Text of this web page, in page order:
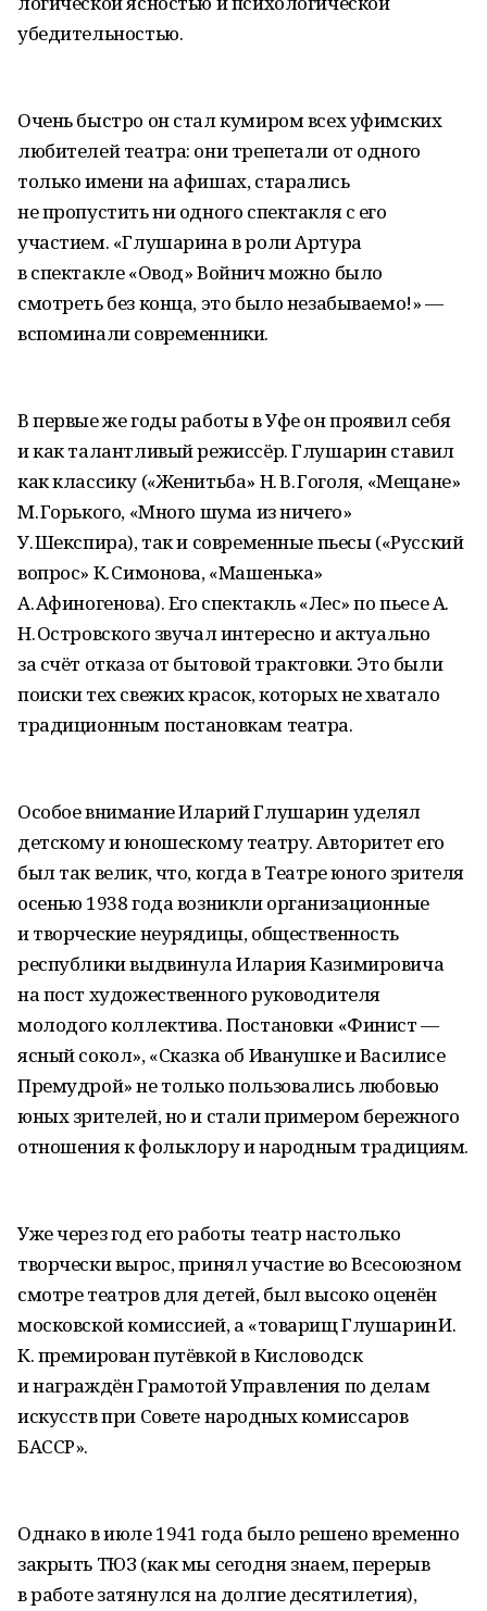
убедительностью.
Очень быстро он стал кумиром всех уфимских
любителей театра: они трепетали от одного
только имени на афишах, старались
не пропустить ни одного спектакля с его
участием. «Глушарина в роли Артура
в спектакле «Овод» Войнич можно было
смотреть без конца, это было незабываемо!» —
вспоминали современники.
В первые же годы работы в Уфе он проявил себя
и как талантливый режиссёр. Глушарин ставил
как классику («Женитьба» Н. В. Гоголя, «Мещане»
М. Горького, «Много шума из ничего»
У. Шекспира), так и современные пьесы («Русский
вопрос» К. Симонова, «Машенька»
А. Афиногенова). Его спектакль «Лес» по пьесе А.
Н. Островского звучал интересно и актуально
за счёт отказа от бытовой трактовки. Это были
поиски тех свежих красок, которых не хватало
традиционным постановкам театра.
Особое внимание Иларий Глушарин уделял
детскому и юношескому театру. Авторитет его
был так велик, что, когда в Театре юного зрителя
осенью 1938 года возникли организационные
и творческие неурядицы, общественность
республики выдвинула Илария Казимировича
на пост художественного руководителя
молодого коллектива. Постановки «Финист —
ясный сокол», «Сказка об Иванушке и Василисе
Премудрой» не только пользовались любовью
юных зрителей, но и стали примером бережного
отношения к фольклору и народным традициям.
Уже через год его работы театр настолько
творчески вырос, принял участие во Всесоюзном
смотре театров для детей, был высоко оценён
московской комиссией, а «товарищ Глушарин И.
К. премирован путёвкой в Кисловодск
и награждён Грамотой Управления по делам
искусств при Совете народных комиссаров
БАССР».
Однако в июле 1941 года было решено временно
закрыть ТЮЗ (как мы сегодня знаем, перерыв
в работе затянулся на долгие десятилетия),